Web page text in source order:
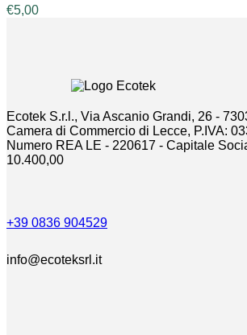
€5,00
Ecotek S.r.l., Via Ascanio Grandi, 26 -
Camera di Commercio di Lecce, P.IVA:
Numero REA LE - 220617 - Capitale
10.400,00
+39 0836 904529
info@ecoteksrl.it